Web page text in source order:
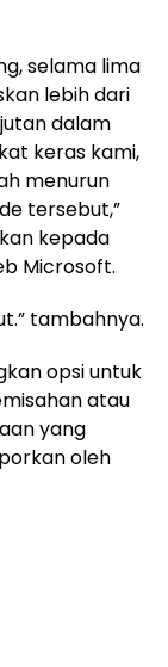
selama lima
lebih dari
dalam
keras kami,
menurun
tersebut,”
kepada
Microsoft.
tambahnya.
opsi untuk
atau
yang
oleh